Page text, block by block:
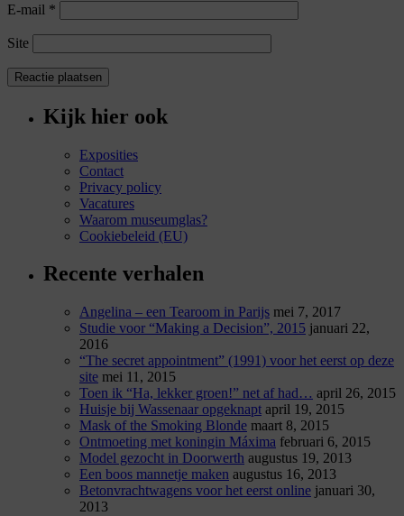
E-mail *
Site
Kijk hier ook
Exposities
Contact
Privacy policy
Vacatures
Waarom museumglas?
Cookiebeleid (EU)
Recente verhalen
Angelina – een Tearoom in Parijs mei 7, 2017
Studie voor “Making a Decision”, 2015 januari 22,
2016
“The secret appointment” (1991) voor het eerst op deze
site mei 11, 2015
Toen ik “Ha, lekker groen!” net af had… april 26, 2015
Huisje bij Wassenaar opgeknapt april 19, 2015
Mask of the Smoking Blonde maart 8, 2015
Ontmoeting met koningin Máxima februari 6, 2015
Model gezocht in Doorwerth augustus 19, 2013
Een boos mannetje maken augustus 16, 2013
Betonvrachtwagens voor het eerst online januari 30,
2013